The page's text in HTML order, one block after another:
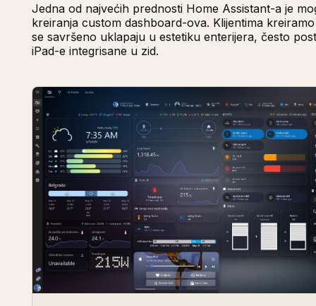
Jedna od najvećih prednosti Home Assistant-a je
kreiranja custom dashboard-ova. Klijentima
se savršeno uklapaju u estetiku enterijera, često
iPad-e integrisane u zid.